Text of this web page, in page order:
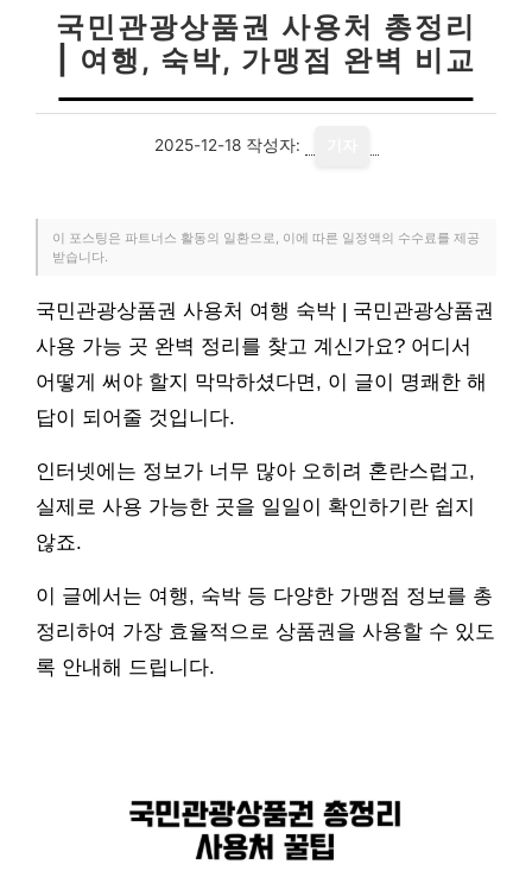
국민관광상품권 사용처 총정리
| 여행, 숙박, 가맹점 완벽 비교
2025-12-18 작성자:
이 포스팅은 파트너스 활동의 일환으로, 이에 따른 일정액의 수수료를 제공
받습니다.
국민관광상품권 사용처 여행 숙박 | 국민관광상품권
사용 가능 곳 완벽 정리를 찾고 계신가요? 어디서
어떻게 써야 할지 막막하셨다면, 이 글이 명쾌한 해
답이 되어줄 것입니다.
인터넷에는 정보가 너무 많아 오히려 혼란스럽고,
실제로 사용 가능한 곳을 일일이 확인하기란 쉽지
않죠.
이 글에서는 여행, 숙박 등 다양한 가맹점 정보를 총
정리하여 가장 효율적으로 상품권을 사용할 수 있도
록 안내해 드립니다.